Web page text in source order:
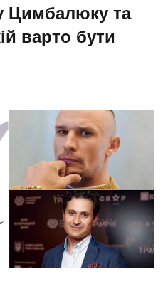
Цимбалюку та
варто бути